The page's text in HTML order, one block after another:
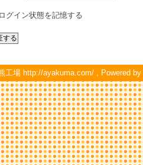
ログイン状態を記憶する
工場 http://ayakuma.com/ , Powered by